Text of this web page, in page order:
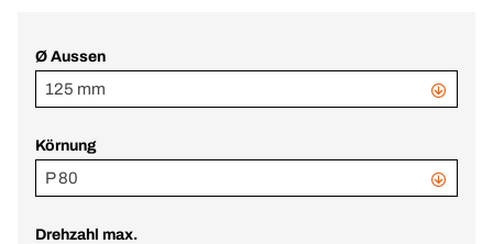
Ø Aussen
125 mm
Körnung
P 80
Drehzahl max.